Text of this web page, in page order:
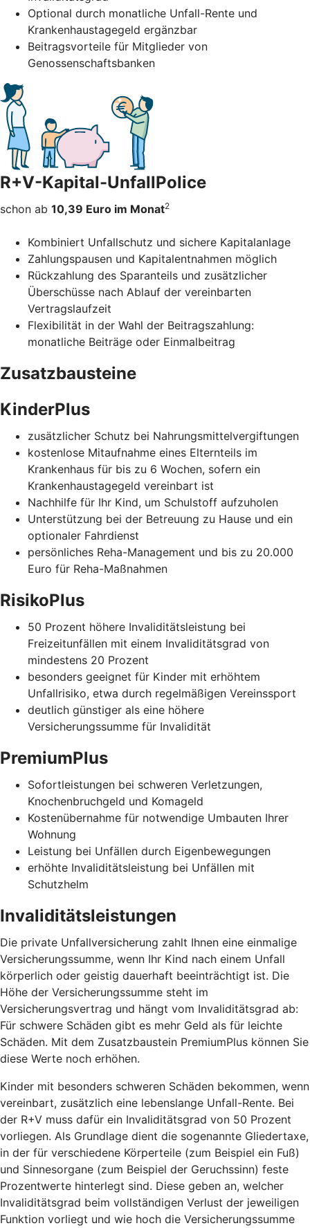
Optional durch monatliche Unfall-Rente und
Krankenhaustagegeld ergänzbar
Beitragsvorteile für Mitglieder von
Genossenschaftsbanken
R+V-Kapital-UnfallPolice
schon ab 10,39 Euro im Monat2
Kombiniert Unfallschutz und sichere Kapitalanlage
Zahlungspausen und Kapitalentnahmen möglich
Rückzahlung des Sparanteils und zusätzlicher
Überschüsse nach Ablauf der vereinbarten
Vertragslaufzeit
Flexibilität in der Wahl der Beitragszahlung:
monatliche Beiträge oder Einmalbeitrag
Zusatzbausteine
KinderPlus
zusätzlicher Schutz bei Nahrungsmittelvergiftungen
kostenlose Mitaufnahme eines Elternteils im
Krankenhaus für bis zu 6 Wochen, sofern ein
Krankenhaustagegeld vereinbart ist
Nachhilfe für Ihr Kind, um Schulstoff aufzuholen
Unterstützung bei der Betreuung zu Hause und ein
optionaler Fahrdienst
persönliches Reha-Management und bis zu 20.000
Euro für Reha-Maßnahmen
RisikoPlus
50 Prozent höhere Invaliditätsleistung bei
Freizeitunfällen mit einem Invaliditätsgrad von
mindestens 20 Prozent
besonders geeignet für Kinder mit erhöhtem
Unfallrisiko, etwa durch regelmäßigen Vereinssport
deutlich günstiger als eine höhere
Versicherungssumme für Invalidität
PremiumPlus
Sofortleistungen bei schweren Verletzungen,
Knochenbruchgeld und Komageld
Kostenübernahme für notwendige Umbauten Ihrer
Wohnung
Leistung bei Unfällen durch Eigenbewegungen
erhöhte Invaliditätsleistung bei Unfällen mit
Schutzhelm
Invaliditätsleistungen
Die private Unfallversicherung zahlt Ihnen eine einmalige
Versicherungssumme, wenn Ihr Kind nach einem Unfall
körperlich oder geistig dauerhaft beeinträchtigt ist. Die
Höhe der Versicherungssumme steht im
Versicherungsvertrag und hängt vom Invaliditätsgrad ab:
Für schwere Schäden gibt es mehr Geld als für leichte
Schäden. Mit dem Zusatzbaustein PremiumPlus können Sie
diese Werte noch erhöhen.
Kinder mit besonders schweren Schäden bekommen, wenn
vereinbart, zusätzlich eine lebenslange Unfall-Rente. Bei
der R+V muss dafür ein Invaliditätsgrad von 50 Prozent
vorliegen. Als Grundlage dient die sogenannte Gliedertaxe,
in der für verschiedene Körperteile (zum Beispiel ein Fuß)
und Sinnesorgane (zum Beispiel der Geruchssinn) feste
Prozentwerte hinterlegt sind. Diese geben an, welcher
Invaliditätsgrad beim vollständigen Verlust der jeweiligen
Funktion vorliegt und wie hoch die Versicherungssumme